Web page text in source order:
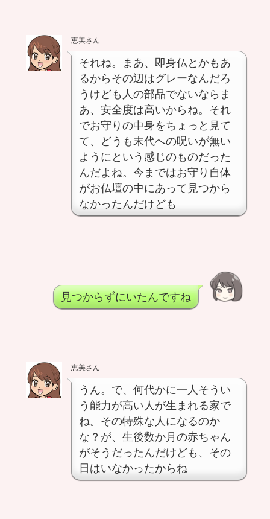
恵美さん
それね。まあ、即身仏とかもあ
るからその辺はグレーなんだろ
うけども人の部品でないならま
あ、安全度は高いからね。それ
でお守りの中身をちょっと見て
て、どうも末代への呪いが無い
ようにという感じのものだった
んだよね。今まではお守り自体
がお仏壇の中にあって見つから
なかったんだけども
見つからずにいたんですね
恵美さん
うん。で、何代かに一人そうい
う能力が高い人が生まれる家で
ね。その特殊な人になるのか
な？が、生後数か月の赤ちゃん
がそうだったんだけども、その
日はいなかったからね